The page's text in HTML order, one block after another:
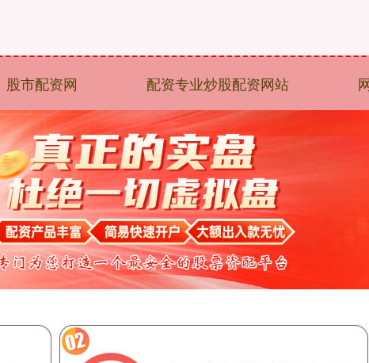
股市配资网 配资专业炒股配资网站